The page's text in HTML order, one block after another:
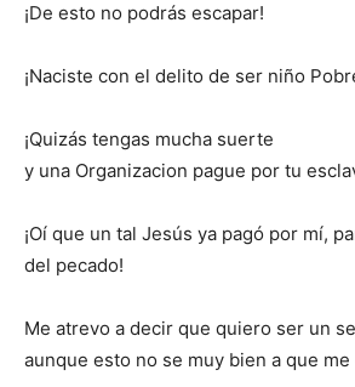
¡De esto no podrás escapar!
¡Naciste con el delito de ser niño
¡Quizás tengas mucha suerte
y una Organizacion pague por tu
¡Oí que un tal Jesús ya pagó por mí,
del pecado!
Me atrevo a decir que quiero ser un
aunque esto no se muy bien a que